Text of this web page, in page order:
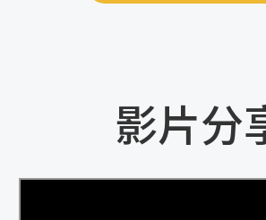
影片分